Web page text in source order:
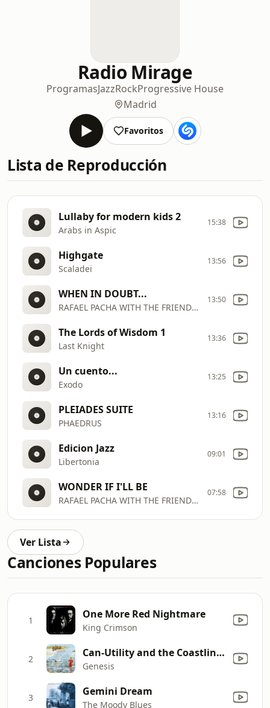
Radio Mirage
ProgramasJazzRockProgressive House
Madrid
Favoritos
Lista de Reproducción
Lullaby for modern kids 2
Arabs in Aspic
15:38
Highgate
Scaladei
13:56
WHEN IN DOUBT...
RAFAEL PACHA WITH THE FRIENDS OF (CON)FUSION
13:50
The Lords of Wisdom 1
Last Knight
13:36
Un cuento...
Exodo
13:25
PLEIADES SUITE
PHAEDRUS
13:16
Edicion Jazz
Libertonia
09:01
WONDER IF I'LL BE
RAFAEL PACHA WITH THE FRIENDS OF (CON)FUSION
07:58
Ver Lista
Canciones Populares
1 One More Red Nightmare
King Crimson
2 Can-Utility and the Coastliners (2007 Stereo Mix)
Genesis
3 Gemini Dream
The Moody Blues